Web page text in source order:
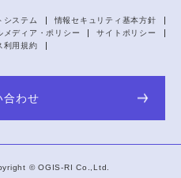
システム
情報セキュリティ基本方針
メディア・ポリシー
サイトポリシー
利用規約
合わせ
©OGIS-RI Co.,Ltd.